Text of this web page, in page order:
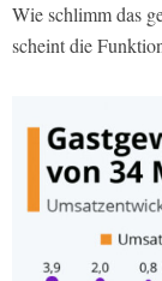
Wie schlimm das
scheint die